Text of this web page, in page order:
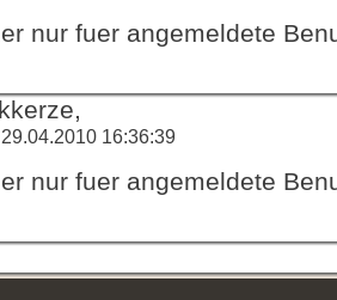
nur fuer angemeldete
16:36:39
nur fuer angemeldete